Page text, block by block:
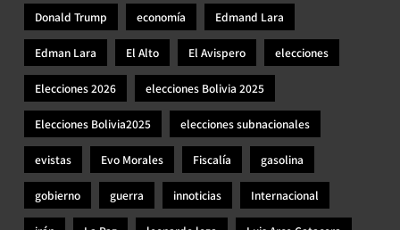
Donald Trump economía Edmand Lara
Edman Lara El Alto El Avispero elecciones
Elecciones 2026 elecciones Bolivia 2025
Elecciones Bolivia2025 elecciones subnacionales
evistas Evo Morales Fiscalía gasolina
gobierno guerra innoticias Internacional